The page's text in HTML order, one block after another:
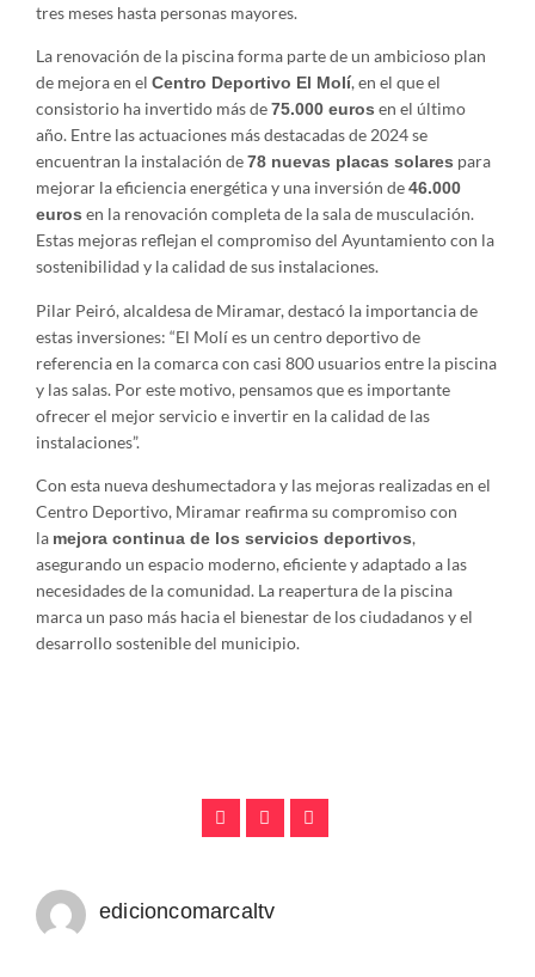
tres meses hasta personas mayores.
La renovación de la piscina forma parte de un ambicioso plan
de mejora en el Centro Deportivo El Molí, en el que el
consistorio ha invertido más de75.000 euros en el último
año. Entre las actuaciones más destacadas de 2024 se
encuentran la instalación de78 nuevas placas solares para
mejorar la eficiencia energética y una inversión de46.000
euros en la renovación completa de la sala de musculación.
Estas mejoras reflejan el compromiso del Ayuntamiento con la
sostenibilidad y la calidad de sus instalaciones.
Pilar Peiró, alcaldesa de Miramar, destacó la importancia de
estas inversiones: “El Molí es un centro deportivo de
referencia en la comarca con casi 800 usuarios entre la piscina
y las salas. Por este motivo, pensamos que es importante
ofrecer el mejor servicio e invertir en la calidad de las
instalaciones”.
Con esta nueva deshumectadora y las mejoras realizadas en el
Centro Deportivo, Miramar reafirma su compromiso con
la mejora continua de los servicios deportivos,
asegurando un espacio moderno, eficiente y adaptado a las
necesidades de la comunidad. La reapertura de la piscina
marca un paso más hacia el bienestar de los ciudadanos y el
desarrollo sostenible del municipio.
edicioncomarcaltv